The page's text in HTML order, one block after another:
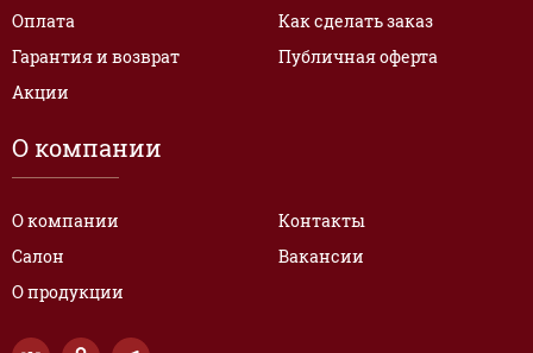
Оплата
Гарантия и возврат
Акции
Как сделать заказ
Публичная оферта
О компании
О компании
Салон
О продукции
Контакты
Вакансии